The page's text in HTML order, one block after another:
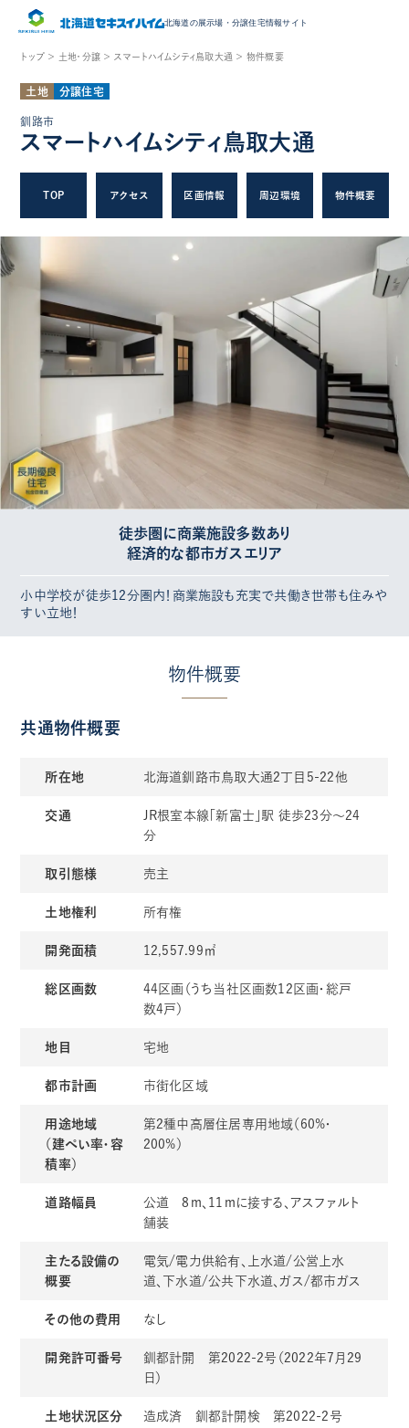
北海道の展示場・ 分譲住宅情報サイト
トップ ＞ 土地・分譲 ＞ スマートハイムシティ鳥取大通 ＞ 物件概要
土地 分譲住宅
釧路市
スマートハイムシティ鳥取大通
徒歩圏に商業施設多数あり
経済的な都市ガスエリア
小中学校が徒歩12分圏内！商業施設も充実で共働き世帯も住みや
すい立地！
TOP アクセス 区画情報 周辺環境 物件概要
物件概要
共通物件概要
所在地 北海道釧路市鳥取大通2丁目5-22他
交通
JR根室本線「新富士」駅 徒歩23分～24
分
取引態様 売主
土地権利 所有権
開発面積 12,557.99㎡
総区画数
44区画（うち当社区画数12区画・総戸
数4戸）
地目 宅地
都市計画 市街化区域
用途地域
（建ぺい率・容
積率）
第2種中高層住居専用地域（60%・
200%）
道路幅員
公道 8ｍ、11ｍに接する、アスファルト
舗装
主たる設備の
概要
電気/電力供給有、上水道/公営上水
道、下水道/公共下水道、ガス/都市ガス
その他の費用 なし
開発許可番号
釧都計開 第2022-2号（2022年7月29
日）
土地状況区分
造成済 釧都計開検 第2022-2号